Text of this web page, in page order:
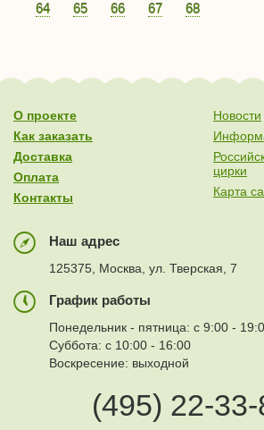
64
65 66 67 68
О проекте
Как заказать
Доставка
Оплата
Контакты
Новости
цирки
Карта
Наш адрес
125375, Москва, ул. Тверская, 7
График работы
Понедельник - пятница: с 9:00 -
Суббота: с 10:00 - 16:00
Воскресение: выходной
(495) 22-